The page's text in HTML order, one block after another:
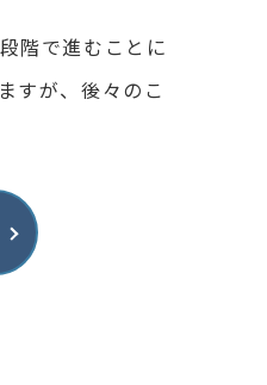
階で進むことに
すが、後々のこ